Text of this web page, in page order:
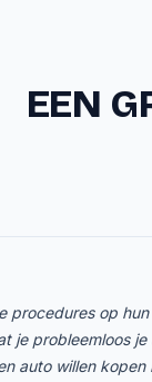
EEN
procedures op hun
je probleemloos je
auto willen kopen